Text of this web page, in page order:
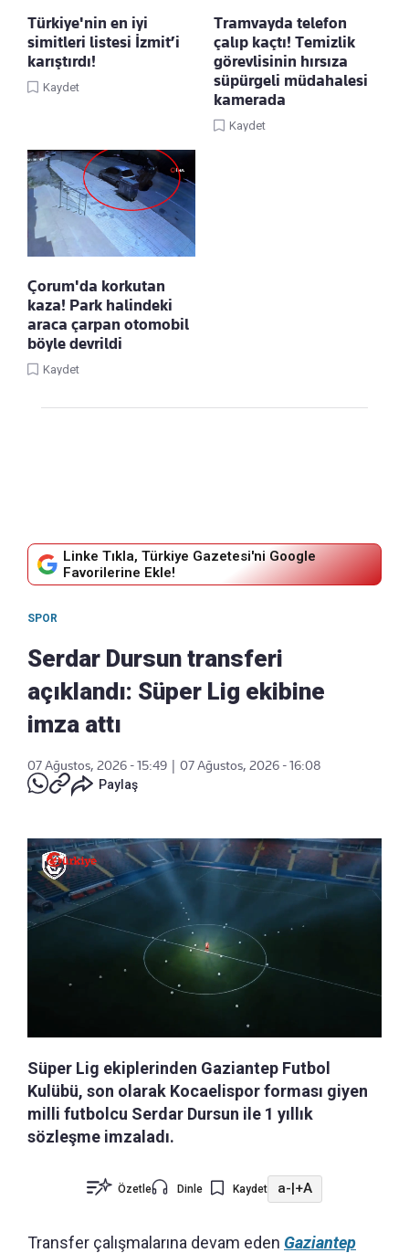
Türkiye'nin en iyi
simitleri listesi İzmit’i
karıştırdı!
Kaydet
Tramvayda telefon
çalıp kaçtı! Temizlik
görevlisinin hırsıza
süpürgeli müdahalesi
kamerada
Kaydet
Çorum'da korkutan
kaza! Park halindeki
araca çarpan otomobil
böyle devrildi
Kaydet
Linke Tıkla, Türkiye Gazetesi'ni Google
Favorilerine Ekle!
SPOR
Serdar Dursun transferi
açıklandı: Süper Lig ekibine
imza attı
07 Ağustos, 2026 - 15:49
07 Ağustos, 2026 - 16:08
Paylaş
Süper Lig ekiplerinden Gaziantep Futbol
Kulübü, son olarak Kocaelispor forması giyen
milli futbolcu Serdar Dursun ile 1 yıllık
sözleşme imzaladı.
Özetle Dinle Kaydet a-|+A
Transfer çalışmalarına devam eden Gaziantep